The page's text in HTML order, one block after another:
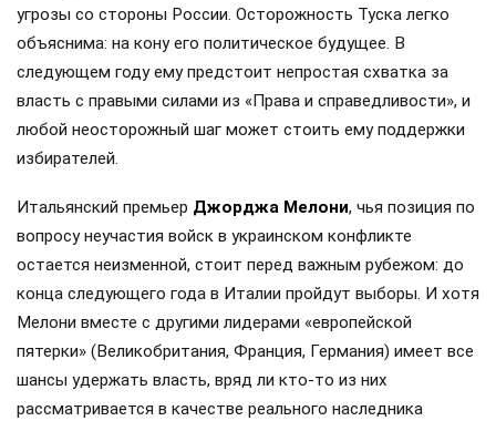
угрозы со стороны России. Осторожность Туска легко
объяснима: на кону его политическое будущее. В
следующем году ему предстоит непростая схватка за
власть с правыми силами из «Права и справедливости», и
любой неосторожный шаг может стоить ему поддержки
избирателей.
Итальянский премьер Джорджа Мелони, чья позиция по
вопросу неучастия войск в украинском конфликте
остается неизменной, стоит перед важным рубежом: до
конца следующего года в Италии пройдут выборы. И хотя
Мелони вместе с другими лидерами «европейской
пятерки» (Великобритания, Франция, Германия) имеет все
шансы удержать власть, вряд ли кто-то из них
рассматривается в качестве реального наследника